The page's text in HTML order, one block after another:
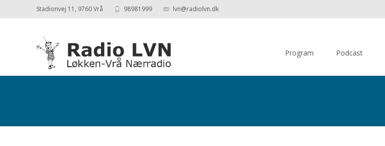
Stadionvej 11, 9760 Vrå 98981999 lvn@radiolvn.dk
Program Podcast